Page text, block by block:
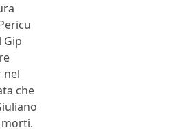
Gip
nel
che
morti.